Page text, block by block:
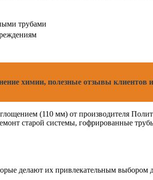
трубами
химии, полезные отзывы клиентов
(110 мм) от производителя
старой системы, гофрированные
делают их привлекательным выбором